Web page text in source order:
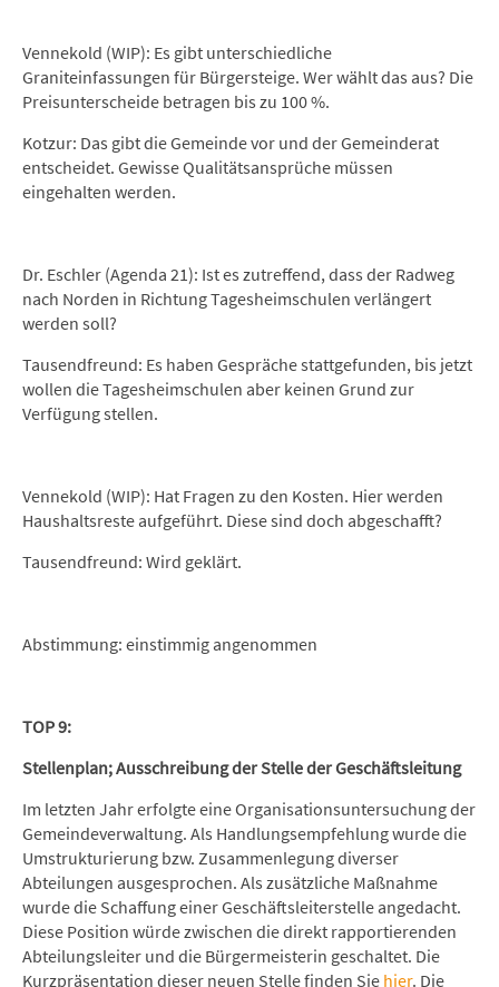
Vennekold (WIP): Es gibt unterschiedliche
Graniteinfassungen für Bürgersteige. Wer wählt das aus? Die
Preisunterscheide betragen bis zu 100 %.
Kotzur: Das gibt die Gemeinde vor und der Gemeinderat
entscheidet. Gewisse Qualitätsansprüche müssen
eingehalten werden.
Dr. Eschler (Agenda 21): Ist es zutreffend, dass der Radweg
nach Norden in Richtung Tagesheimschulen verlängert
werden soll?
Tausendfreund: Es haben Gespräche stattgefunden, bis jetzt
wollen die Tagesheimschulen aber keinen Grund zur
Verfügung stellen.
Vennekold (WIP): Hat Fragen zu den Kosten. Hier werden
Haushaltsreste aufgeführt. Diese sind doch abgeschafft?
Tausendfreund: Wird geklärt.
Abstimmung: einstimmig angenommen
TOP 9:
Stellenplan; Ausschreibung der Stelle der Geschäftsleitung
Im letzten Jahr erfolgte eine Organisationsuntersuchung der
Gemeindeverwaltung. Als Handlungsempfehlung wurde die
Umstrukturierung bzw. Zusammenlegung diverser
Abteilungen ausgesprochen. Als zusätzliche Maßnahme
wurde die Schaffung einer Geschäftsleiterstelle angedacht.
Diese Position würde zwischen die direkt rapportierenden
Abteilungsleiter und die Bürgermeisterin geschaltet. Die
Kurzpräsentation dieser neuen Stelle finden Sie hier. Die